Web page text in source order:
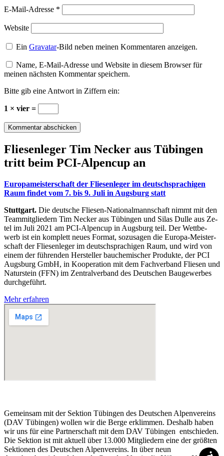
E-Mail-Adresse *
Website
EinGravatar-Bild neben meinen Kommentaren anzeigen.
Name, E-Mail-Adresse und Website in diesem Browser für
meinen nächsten Kommentar speichern.
Bitte gib eine Antwort in Ziffern ein:
1 × vier =
Flie­sen­le­ger Tim Ne­cker aus Tü­bin­gen
tritt beim PCI-Al­pen­cup an
Eu­ro­pa­meis­ter­schaft der Flie­sen­le­ger im deutsch­spra­chi­gen
Raum fin­det vom 7. bis 9. Juli in Augs­burg statt
Stuttgart. Die deut­sche Flie­sen-Na­tio­nal­mann­schaft nimmt mit den
Team­mit­glie­dern Tim Ne­cker aus Tü­bin­gen und Si­las Dul­le aus Ze­
tel im Juli 2021 am PCI-Al­pen­cup in Augs­burg teil. Der Wett­be­
werb ist ein kom­plett neu­es For­mat, so­zu­sa­gen die Eu­ro­pa-Meis­ter­
schaft der Flie­sen­le­ger im deutsch­spra­chi­gen Raum, und wird von
ei­nem der füh­ren­den Her­stel­ler bau­che­mi­scher Pro­duk­te, der PCI
Augs­burg GmbH, in Ko­ope­ra­ti­on mit dem Fach­ver­band Flie­sen und
Na­tur­stein (FFN) im Zen­tral­ver­band des Deut­schen Bau­ge­wer­bes
durch­ge­führt.
Mehr erfahren
Gemeinsam mit der Sektion Tübingen des Deutschen Alpenvereins
(DAV Tübingen) wollen wir die Berge erklimmen. Deshalb haben
wir uns für eine Partnerschaft mit dem DAV Tübingen entschieden.
Die Sektion ist mit aktuell über 13.000 Mitgliedern eine der größten
Sektionen des Deutschen Alpenvereins. In über neun